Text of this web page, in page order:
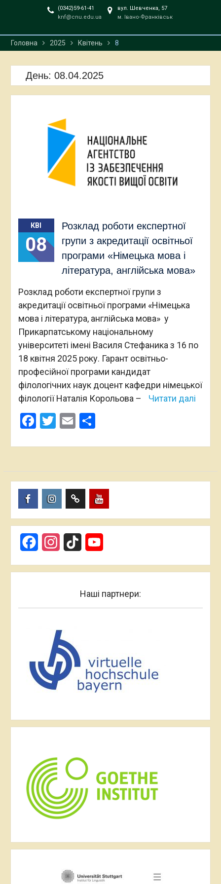
(0342)59-61-41
knf@cnu.edu.ua
вул. Шевченка, 57
м. Івано-Франківськ
Головна 2025 Квітень 8
День: 08.04.2025
КВІ
08
Розклад роботи експертної
групи з акредитації освітньої
програми «Німецька мова і
література, англійська мова»
Розклад роботи експертної групи з
акредитації освітньої програми «Німецька
мова і література, англійська мова» у
Прикарпатському національному
університеті імені Василя Стефаника з 16 по
18 квітня 2025 року. Гарант освітньо-
професійної програми кандидат
філологічних наук доцент кафедри німецької
філології Наталія Корольова –
Читати далі
Facebook
Twitter
Email
меню
меню
меню
меню
FacebookInstagramTikTok
Наші партнери: